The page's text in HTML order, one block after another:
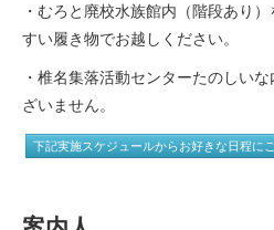
・むろと廃校水族館内（階段あり
すい履き物でお越しください。
・椎名集落活動センターたのしい
ざいません。
下記実施スケジュールからお好きな日程に